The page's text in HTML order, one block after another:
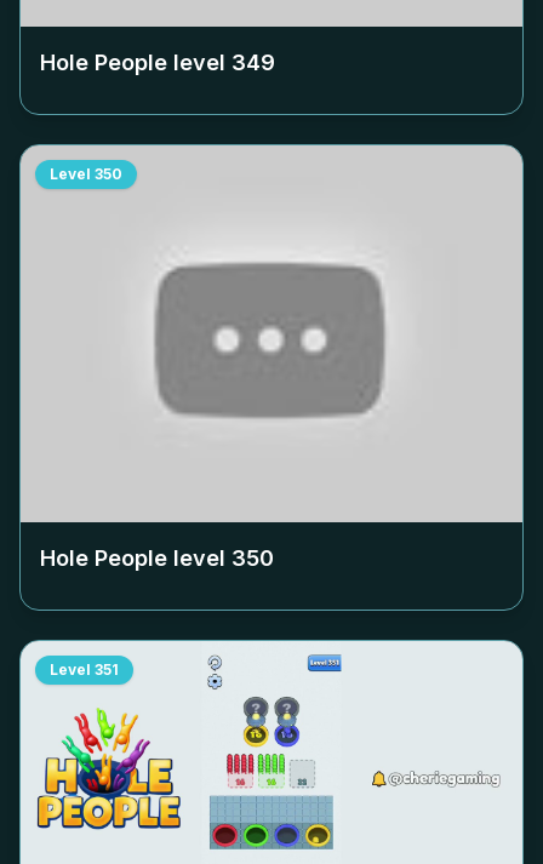
Hole People level 349
Level 350
Hole People level 350
Level 351